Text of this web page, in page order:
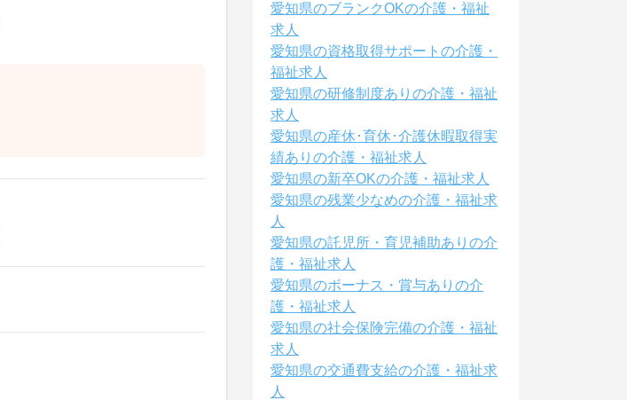
愛知県のブランクOKの介護・福祉
求人
愛知県の資格取得サポートの介護・
福祉求人
愛知県の研修制度ありの介護・福祉
求人
愛知県の産休･育休･介護休暇取得実
績ありの介護・福祉求人
愛知県の新卒OKの介護・福祉求人
愛知県の残業少なめの介護・福祉求
人
愛知県の託児所・育児補助ありの介
護・福祉求人
愛知県のボーナス・賞与ありの介
護・福祉求人
愛知県の社会保険完備の介護・福祉
求人
愛知県の交通費支給の介護・福祉求
人